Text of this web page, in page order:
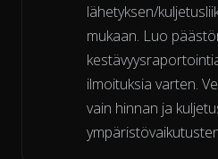
lähetyksen/
mukaan. Luo
ilmoituksia varten.
vain hinnan ja